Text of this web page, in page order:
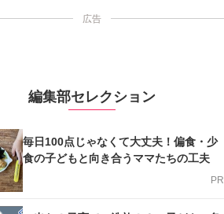
広告
編集部セレクション
毎日100点じゃなくて大丈夫！偏食・少
食の子どもと向き合うママたちの工夫
PR